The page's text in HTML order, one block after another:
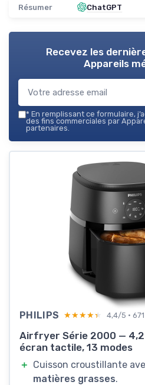
Résumer ChatGPT
Recevez les
Appareils
* En remplissant ce formulaire,
des fins commerciales par
partenaires.
PHILIPS ★★★★★
★★★★★ 4,4/5 ·
Airfryer Série 2000 — 4,2
écran tactile, 13 modes
＋ Cuisson croustillante
matières grasses.